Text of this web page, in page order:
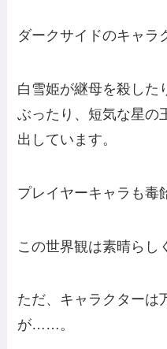
ダークサイドのキャラ
白雪姫が継母を殺した
ぶったり、短気な星の
出しています。
プレイヤーキャラも毒
この世界観は素晴らし
ただ、キャラクターは
が……。